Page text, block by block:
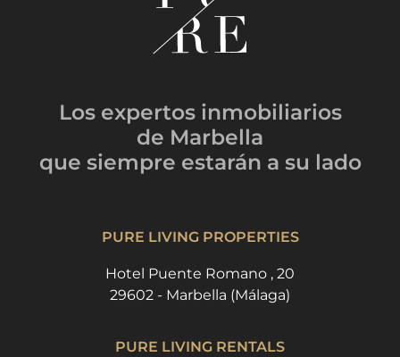
Los expertos inmobiliarios
de Marbella
que siempre estarán a su lado
PURE LIVING PROPERTIES
Hotel Puente Romano , 20
29602 - Marbella (Málaga)
PURE LIVING RENTALS